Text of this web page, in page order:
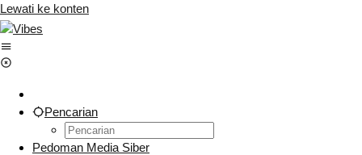
Lewati ke konten
Pencarian
Pedoman Media Siber